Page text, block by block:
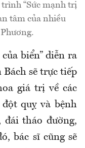
“Sức mạnh trị
tâm của nhiều
biển” diễn ra
sẽ trực tiếp
giá trị về các
quỵ và bệnh
tháo đường,
bác sĩ cũng sẽ